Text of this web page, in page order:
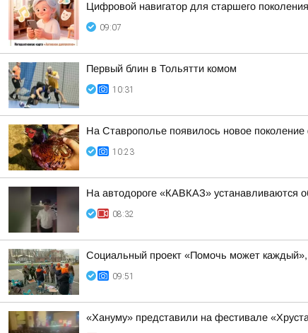
Цифровой навигатор для старшего
09:07
Первый блин в Тольятти комом
10:31
На Ставрополье появилось новое
10:23
На автодороге «КАВКАЗ» устанавливаются
08:32
Социальный проект «Помочь может каждый»,
09:51
«Хануму» представили на фестивале